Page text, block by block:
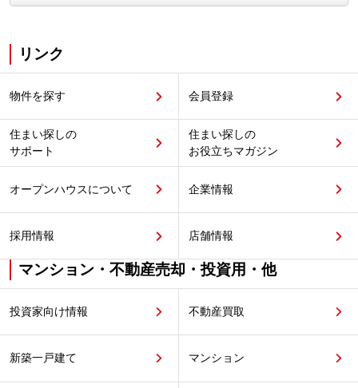
リンク
物件を探す 会員登録
住まい探しの
サポート
住まい探しの
お役立ちマガジン
オープンハウスについて 企業情報
採用情報 店舗情報
マンション・不動産売却・投資用・他
投資家向け情報 不動産買取
新築一戸建て マンション